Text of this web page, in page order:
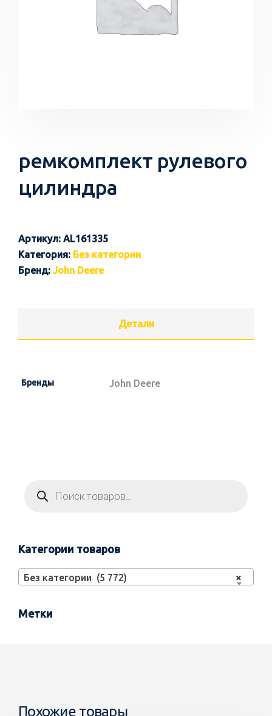
ремкомплект рулевого
цилиндра
Артикул: AL161335
Категория: Без категории
Бренд: John Deere
Детали
Бренды John Deere
Категории товаров
×
Без категории (5 772)
Метки
Похожие товары